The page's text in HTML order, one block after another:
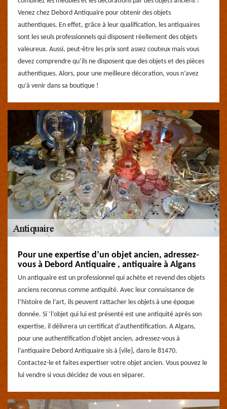
Venez chez Debord Antiquaire pour obtenir des objets
authentiques. En effet, grâce à leur qualification, les antiquaires
sont les seuls professionnels qui disposent réellement des objets
valeureux. Aussi, peut-être les prix sont assez couteux mais vous
devez comprendre qu’ils ne disposent que des objets et des pièces
authentiques. Alors, pour une meilleure décoration, vous n’avez
qu’à venir dans sa boutique !
Pour une expertise d’un objet ancien, adressez-
vous à Debord Antiquaire , antiquaire à Algans
Un antiquaire est un professionnel qui achète et revend des objets
anciens reconnus comme antiquité. Avec leur connaissance de
l’histoire de l’art, ils peuvent rattacher les objets à une époque
donnée. Si ‘l’objet qui lui est présenté est une antiquité après son
expertise, il délivrera un certificat d’authentification. A Algans,
pour une authentification d’objet ancien, adressez-vous à
l’antiquaire Debord Antiquaire sis à {vile}, dans le 81470.
Contactez-le et faites expertiser votre objet ancien. Vous pouvez le
lui vendre si vous décidez de vous en séparer.